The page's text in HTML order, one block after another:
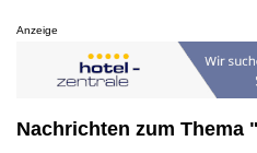
Anzeige
Nachrichten zum Thema